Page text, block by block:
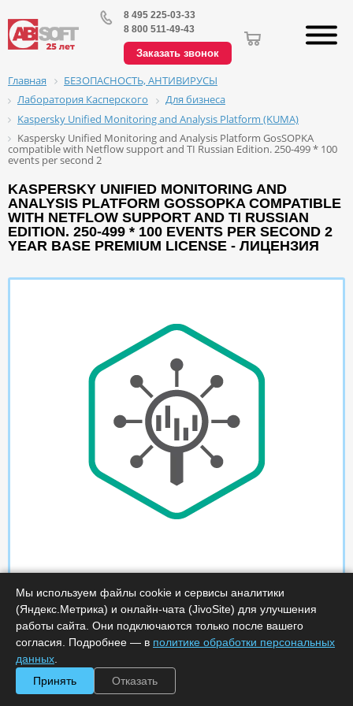
8 495 225-03-33
8 800 511-49-43
Заказать звонок
Главная
БЕЗОПАСНОСТЬ, АНТИВИРУСЫ
Лаборатория Касперского
Для бизнеса
Kaspersky Unified Monitoring and Analysis Platform (KUMA)
Kaspersky Unified Monitoring and Analysis Platform GosSOPKA
compatible with Netflow support and TI Russian Edition. 250-499 * 100
events per second 2
KASPERSKY UNIFIED MONITORING AND
ANALYSIS PLATFORM GOSSOPKA COMPATIBLE
WITH NETFLOW SUPPORT AND TI RUSSIAN
EDITION. 250-499 * 100 EVENTS PER SECOND 2
YEAR BASE PREMIUM LICENSE - ЛИЦЕНЗИЯ
Мы используем файлы cookie и сервисы аналитики
(Яндекс.Метрика) и онлайн-чата (JivoSite) для улучшения
работы сайта. Они подключаются только после вашего
согласия. Подробнее — в политике обработки персональных
данных
Принять
Отказать